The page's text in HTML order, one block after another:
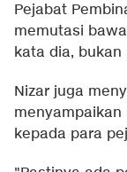
Pejabat
memutasi
kata dia,
Nizar juga
kepada para